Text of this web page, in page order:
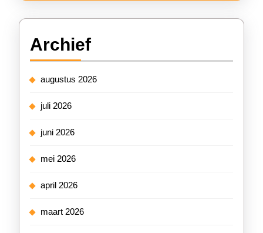
Archief
augustus 2026
juli 2026
juni 2026
mei 2026
april 2026
maart 2026